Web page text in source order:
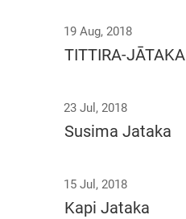
19 Aug, 2018
TITTIRA-JĀTAKA
23 Jul, 2018
Susima Jataka
15 Jul, 2018
Kapi Jataka